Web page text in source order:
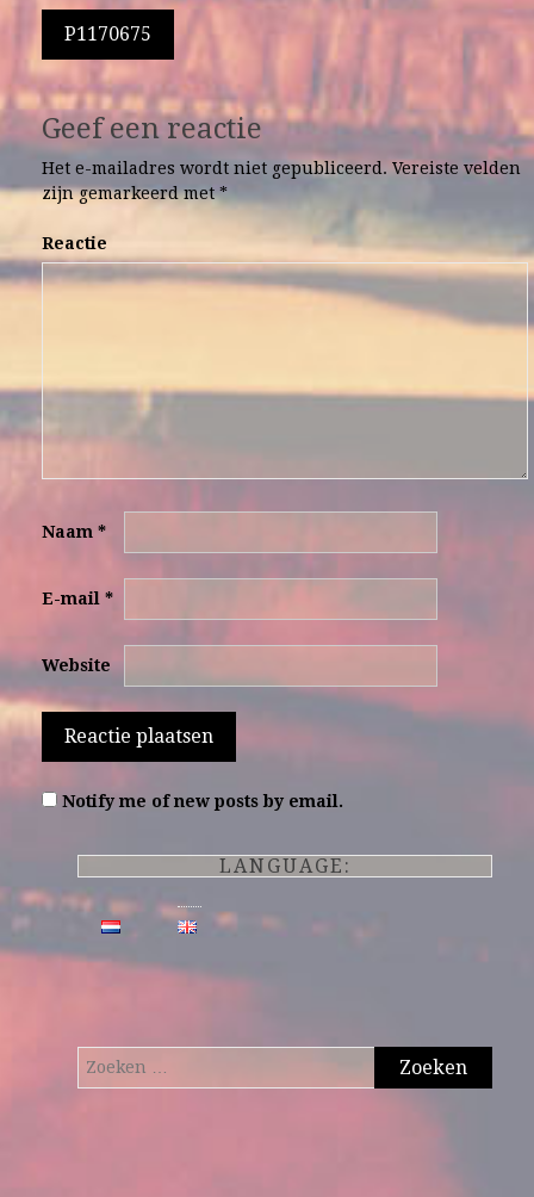
Berichtnavigatie
P1170675
Geef een reactie
Het e-mailadres wordt niet gepubliceerd. Vereiste velden
zijn gemarkeerd met*
Reactie
Naam *
E-mail *
Website
Notify me of new posts by email.
LANGUAGE:
Zoeken